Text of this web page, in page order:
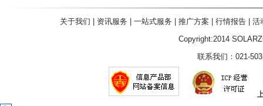
关于我们 资讯服务 一站式服务 推广方案 行情报告| 活
Copyright:2014
联系我们：021-